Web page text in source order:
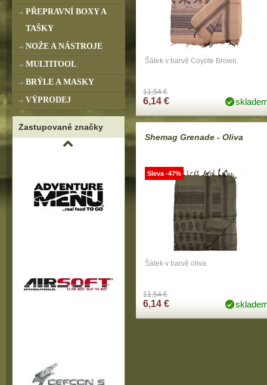
Šátek v barvě Coyote Brown.
11,54 €
6,14 €
Shemag Grenade - Oliva
Šátek v barvě oliva.
11,54 €
6,14 €
Sleva -47%
PŘEPRAVNÍ BOXY A
TAŠKY
NOŽE A NÁSTROJE
MULTITOOL
BRÝLE A MASKY
VÝPRODEJ
Zastupované značky